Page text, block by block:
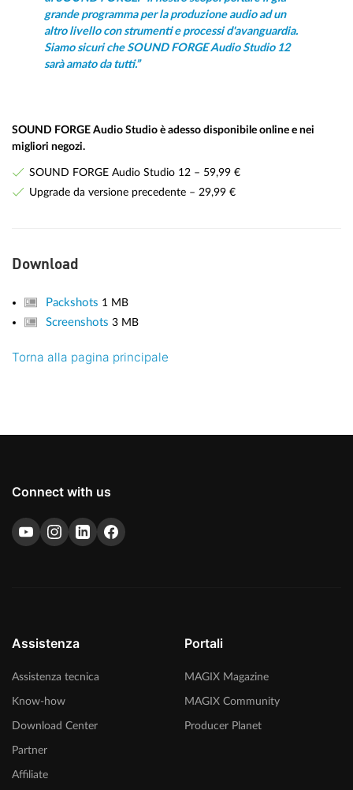
grande programma per la produzione audio ad un
altro livello con strumenti e processi d'avanguardia.
Siamo sicuri che SOUND FORGE Audio Studio 12
sarà amato da tutti.”
SOUND FORGE Audio Studio è adesso disponibile online e nei
migliori negozi.
SOUND FORGE Audio Studio 12 – 59,99 €
Upgrade da versione precedente – 29,99 €
Download
Packshots 1 MB
Screenshots3 MB
Torna alla pagina principale
Connect with us
Assistenza
Assistenza tecnica
Know-how
Download Center
Partner
Affiliate
Portali
MAGIX Magazine
MAGIX Community
Producer Planet